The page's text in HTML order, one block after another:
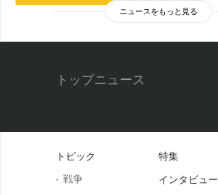
ニュースをもっと見る
トップニュース
トピック
戦争
特集
インタビュー